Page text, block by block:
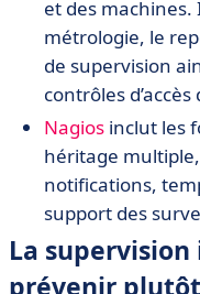
et des
métrologie, le
de supervision
contrôles
Nagios inclut les
héritage
notifications,
support des
La
prévenir